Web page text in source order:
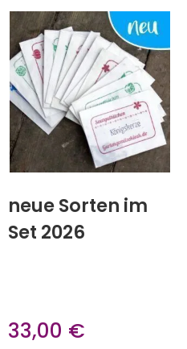
neue Sorten im
Set 2026
33,00 €